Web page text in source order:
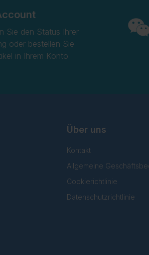
Sie den Status Ihrer
oder bestellen Sie
in Ihrem Konto
Über uns
Kontakt
Allgemeine
Cookierichtlinie
Datenschutzrichtlinie